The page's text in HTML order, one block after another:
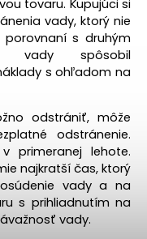
tovaru. Kupujúci si
vady, ktorý nie
s druhým
vady spôsobil
s ohľadom na
odstrániť, môže
odstránenie.
primeranej lehote.
najkratší čas, ktorý
vady a na
s prihliadnutím na
vady.